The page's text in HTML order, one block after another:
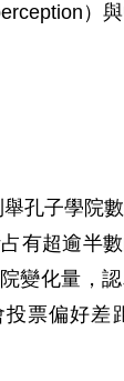
）
孔子學院
有超逾半
變化量，
票偏好差